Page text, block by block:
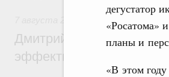
дегустатор
«Росатома»
планы и
«В этом
Развитие
Дмитрий Патрушев:
эффективность